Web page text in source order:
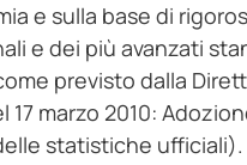
e sulla base di
e dei più avanzati
previsto dalla
17 marzo 2010:
statistiche ufficiali).